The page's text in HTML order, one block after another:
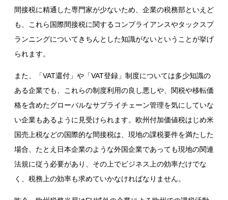
間接税に精通した専門家が少ないため、企業の税務部といえど
も、これら国際間接税に関するコンプライアンスやタックスプ
ランニングについてきちんとした知識がないということが挙げ
られます。
また、「VAT還付」や「VAT登録」制度については多少知識の
ある企業でも、これらの制度利用の良し悪しや、関税や移転価
格を含めたグローバルなサプライチェーン管理を気にしていな
い企業もあるように見受けられます。欧州付加価値税はじめ米
国売上税などの国際的な間接税は、現地の課税要件を満たした
場合、たとえ日本企業のような外国企業であっても現地の関連
法規に従う必要があり、その上でビジネス上の効率だけでな
く、税務上の効率も求めていかなければなりません。